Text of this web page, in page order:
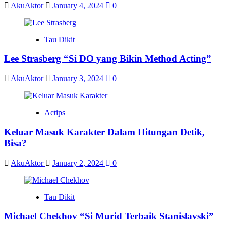
AkuAktor January 4, 2024 0
Tau Dikit
Lee Strasberg “Si DO yang Bikin Method Acting”
AkuAktor January 3, 2024 0
Actips
Keluar Masuk Karakter Dalam Hitungan Detik,
Bisa?
AkuAktor January 2, 2024 0
Tau Dikit
Michael Chekhov “Si Murid Terbaik Stanislavski”